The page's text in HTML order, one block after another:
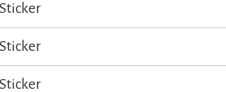
Sticker
Sticker
Sticker